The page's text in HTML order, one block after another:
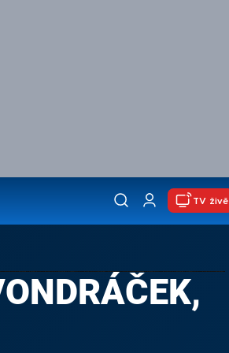
TV živě